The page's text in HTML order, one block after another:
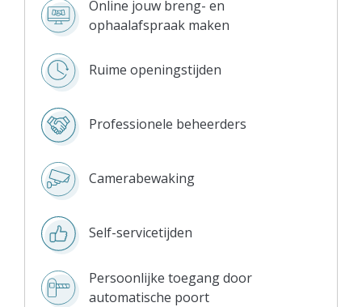
Online jouw breng- en
ophaalafspraak maken
Ruime openingstijden
Professionele beheerders
Camerabewaking
Self-servicetijden
Persoonlijke toegang door
automatische poort